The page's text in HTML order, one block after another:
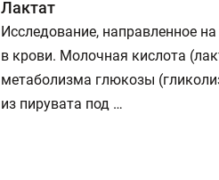
Лактат
Исследование, направленное
в крови. Молочная кислота
метаболизма глюкозы
из пирувата под …